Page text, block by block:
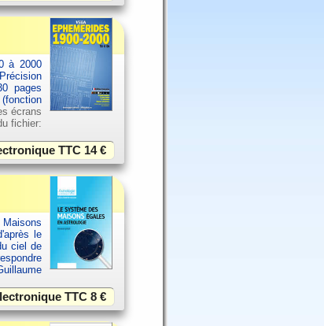
à 2000
pages
écrans
fichier:
TTC 14 €
le
ciel de
TTC8 €